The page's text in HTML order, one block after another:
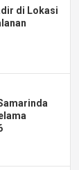
di Lokasi